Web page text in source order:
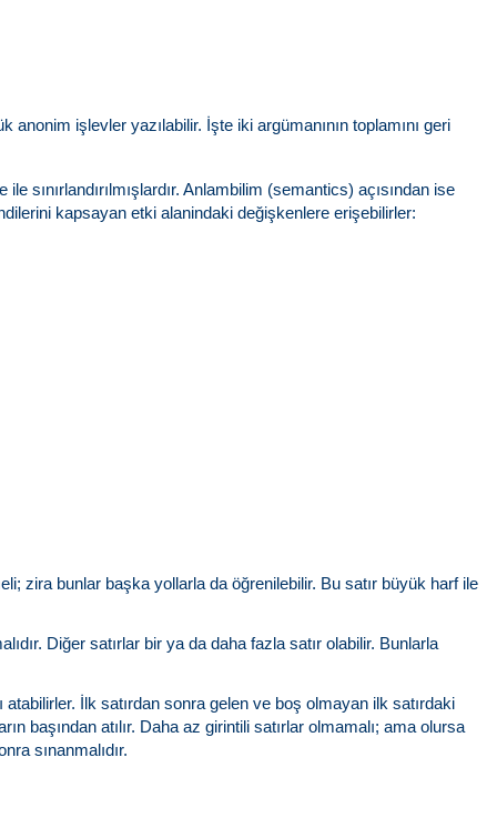
anonim işlevler yazılabilir. İşte iki argümanının toplamını geri
sınırlandırılmışlardır. Anlambilim (semantics) açısından ise
kapsayan etki alanindaki değişkenlere erişebilirler:
zira bunlar başka yollarla da öğrenilebilir. Bu satır büyük harf ile
Diğer satırlar bir ya da daha fazla satır olabilir. Bunlarla
İlk satırdan sonra gelen ve boş olmayan ilk satırdaki
başından atılır. Daha az girintili satırlar olmamalı; ama olursa
sınanmalıdır.